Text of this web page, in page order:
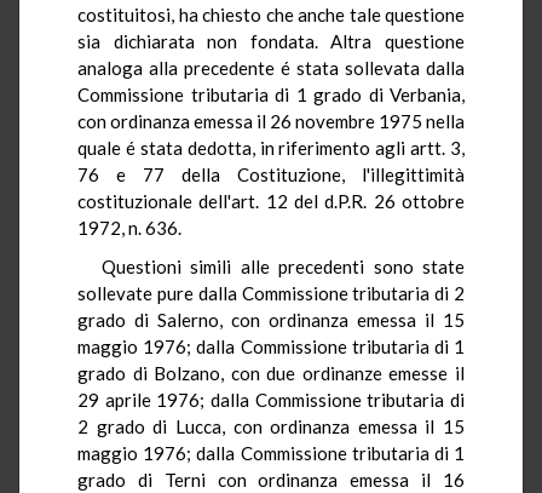
costituitosi, ha chiesto che anche tale questione
sia dichiarata non fondata. Altra questione
analoga alla precedente é stata sollevata dalla
Commissione tributaria di 1 grado di Verbania,
con ordinanza emessa il 26 novembre 1975 nella
quale é stata dedotta, in riferimento agli artt. 3,
76 e 77 della Costituzione, l'illegittimità
costituzionale dell'art. 12 del d.P.R. 26 ottobre
1972, n. 636.
Questioni simili alle precedenti sono state
sollevate pure dalla Commissione tributaria di 2
grado di Salerno, con ordinanza emessa il 15
maggio 1976; dalla Commissione tributaria di 1
grado di Bolzano, con due ordinanze emesse il
29 aprile 1976; dalla Commissione tributaria di
2 grado di Lucca, con ordinanza emessa il 15
maggio 1976; dalla Commissione tributaria di 1
grado di Terni con ordinanza emessa il 16